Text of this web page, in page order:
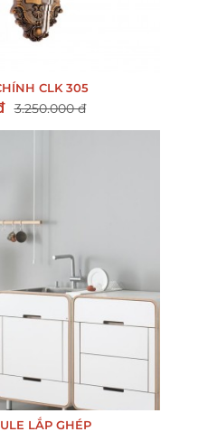
CLK 305
3.250.000 đ
LẮP GHÉP